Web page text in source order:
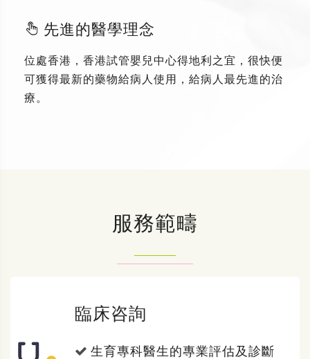
先進的醫學理念
位處香港，香港試管嬰兒中心得地利之宜，很快便
可獲得最新的藥物給病人使用，給病人最先進的治
療。
服務範疇
臨床咨詢
生育專科醫生的專業評估及診斷